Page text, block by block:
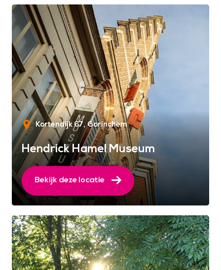
Kortendijk 67 Gorinchem
Hendrick Hamel Museum
Bekijk deze locatie